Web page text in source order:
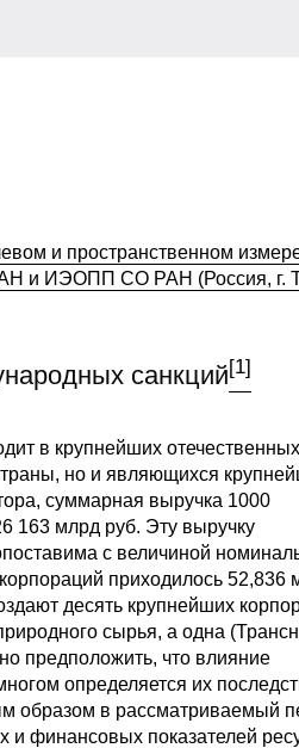
и пространственном
и ИЭОПП СО РАН (Россия, г.
санкций[1]
в крупнейших отечественных
но и являющихся
суммарная выручка 1000
163 млрд руб. Эту выручку
с величиной
приходилось 52,836
десять крупнейших
сырья, а одна
предположить, что влияние
определяется их
образом в рассматриваемый
и финансовых показателей